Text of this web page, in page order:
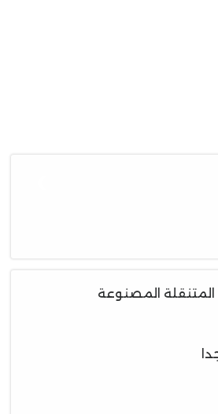
المصنوعة